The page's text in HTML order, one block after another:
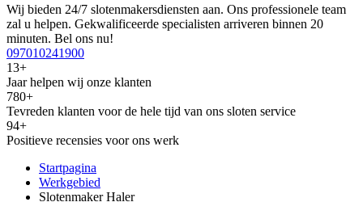
Wij bieden 24/7 slotenmakersdiensten aan. Ons professionele team
zal u helpen. Gekwalificeerde specialisten arriveren binnen 20
minuten. Bel ons nu!
097010241900
13+
Jaar helpen wij onze klanten
780+
Tevreden klanten voor de hele tijd van ons sloten service
94+
Positieve recensies voor ons werk
Startpagina
Werkgebied
Slotenmaker Haler